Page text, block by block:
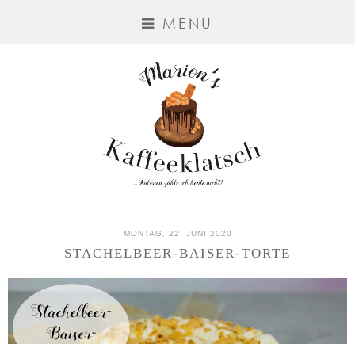
MENU
MONTAG, 22. JUNI 2020
STACHELBEER-BAISER-TORTE